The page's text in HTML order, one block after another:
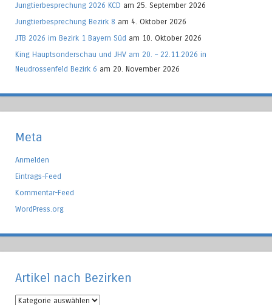
Jungtierbesprechung 2026 KCD am 25. September 2026
Jungtierbesprechung Bezirk 8 am 4. Oktober 2026
JTB 2026 im Bezirk 1 Bayern Süd am 10. Oktober 2026
King Hauptsonderschau und JHV am 20. – 22.11.2026 in
Neudrossenfeld Bezirk 6 am 20. November 2026
Meta
Anmelden
Eintrags-Feed
Kommentar-Feed
WordPress.org
Artikel nach Bezirken
Artikel